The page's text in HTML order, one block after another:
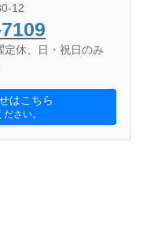
12
休、日・祝日のみ
はこちら
さい。